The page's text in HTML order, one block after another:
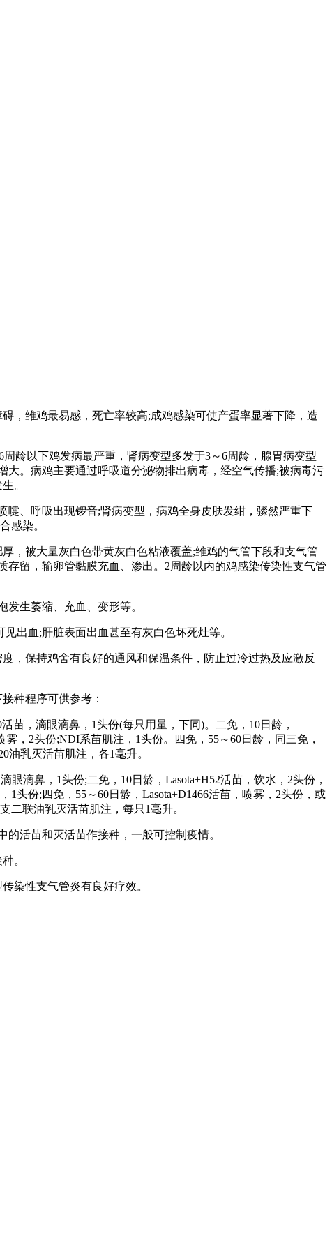
，雏鸡最易感，死亡率较高;成鸡感染可使产蛋率显著下降，造
龄以下鸡发病最严重，肾病变型多发于3～6周龄，腺胃病变型
。病鸡主要通过呼吸道分泌物排出病毒，经空气传播;被病毒污
。
、呼吸出现锣音;肾病变型，病鸡全身皮肤发绀，骤然严重下
感染。
，被大量灰白色带黄灰白色粘液覆盖;雏鸡的气管下段和支气管
留，输卵管黏膜充血、渗出。2周龄以内的鸡感染传染性支气管
生萎缩、充血、变形等。
出血;肝脏表面出血甚至有灰白色坏死灶等。
，保持鸡舍有良好的通风和保温条件，防止过冷过热及应激反
种程序可供参考：
苗，滴眼滴鼻，1头份(每只用量，下同)。二免，10日龄，
，2头份;NDI系苗肌注，1头份。四免，55～60日龄，同三免，
油乳灭活苗肌注，各1毫升。
滴鼻，1头份;二免，10日龄，Lasota+H52活苗，饮水，2头份，
头份;四免，55～60日龄，Lasota+D1466活苗，喷雾，2头份，或
二联油乳灭活苗肌注，每只1毫升。
活苗和灭活苗作接种，一般可控制疫情。
。
染性支气管炎有良好疗效。